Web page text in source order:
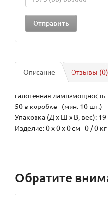
Описание Отзывы (0)
галогенная лампамощность
50 в коробке (мин. 10 шт.)
Упаковка (Д х Ш х В, вес):
Изделие: 0 x 0 x 0 см 0 / 0 кг
Обратите